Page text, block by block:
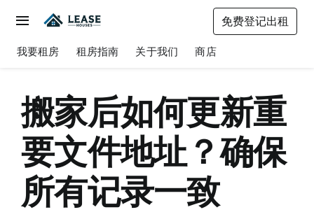
content
Toggle
Navigation
我要租房
租房指南
关于我们
商店
免费登记出租
我要租房 租房指南 关于我们 商店
搬家后如何更新重
要文件地址？确保
所有记录一致